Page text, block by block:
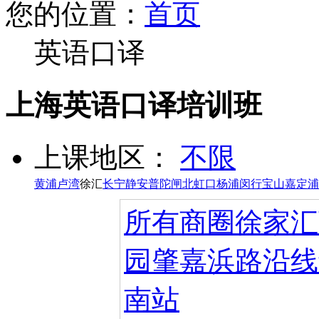
您的位置： 首页
英语口译
上海英语口译培训班
上课地区： 不限
黄浦卢湾徐汇长宁静安普陀闸北虹口杨浦闵行宝山嘉定
所有商圈徐家汇
园肇嘉浜路沿线
南站